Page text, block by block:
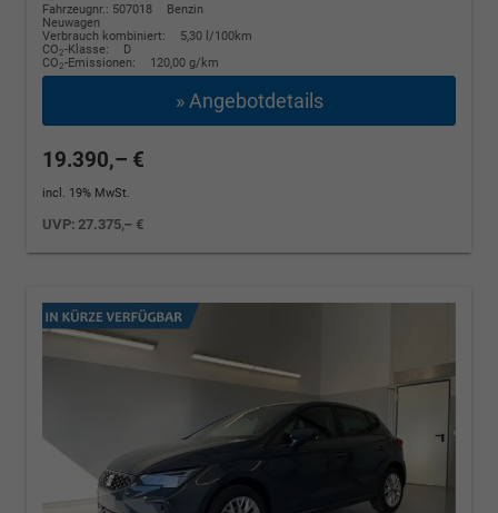
Fahrzeugnr.: 507018
Benzin
Neuwagen
Verbrauch kombiniert:
5,30 l/100km
CO2-Klasse:
D
CO2-Emissionen: 120,00 g/km
» Angebotdetails
19.390,– €
incl. 19% MwSt.
UVP:27.375,– €